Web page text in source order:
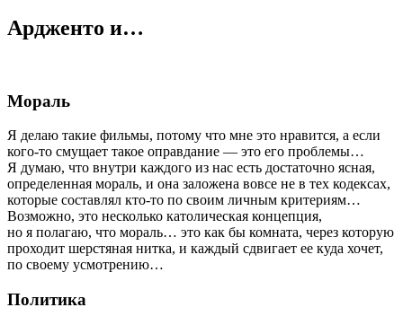
Ардженто и…
Мораль
Я делаю такие фильмы, потому что мне это нравится, а если
кого-то смущает такое оправдание — это его проблемы…
Я думаю, что внутри каждого из нас есть достаточно ясная,
определенная мораль, и она заложена вовсе не в тех кодексах,
которые составлял кто-то по своим личным критериям…
Возможно, это несколько католическая концепция,
но я полагаю, что мораль… это как бы комната, через которую
проходит шерстяная нитка, и каждый сдвигает ее куда хочет,
по своему усмотрению…
Политика